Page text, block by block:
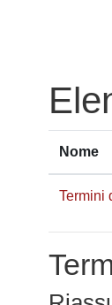
Nome
Termini